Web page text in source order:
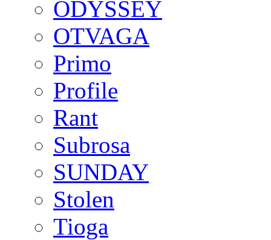
ODYSSEY
OTVAGA
Primo
Profile
Rant
Subrosa
SUNDAY
Stolen
Tioga